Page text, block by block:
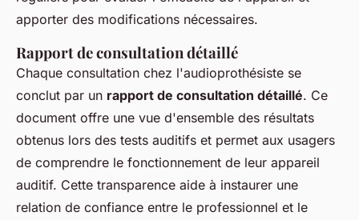
apporter des modifications nécessaires.
Rapport de consultation détaillé
Chaque consultation chez l'audioprothésiste se
conclut par un rapport de consultation détaillé. Ce
document offre une vue d'ensemble des résultats
obtenus lors des tests auditifs et permet aux usagers
de comprendre le fonctionnement de leur appareil
auditif. Cette transparence aide à instaurer une
relation de confiance entre le professionnel et le